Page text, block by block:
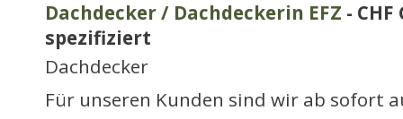
Dachdecker / Dachdeckerin EFZ -
spezifiziert
Dachdecker
Für unseren Kunden sind wir ab sofort